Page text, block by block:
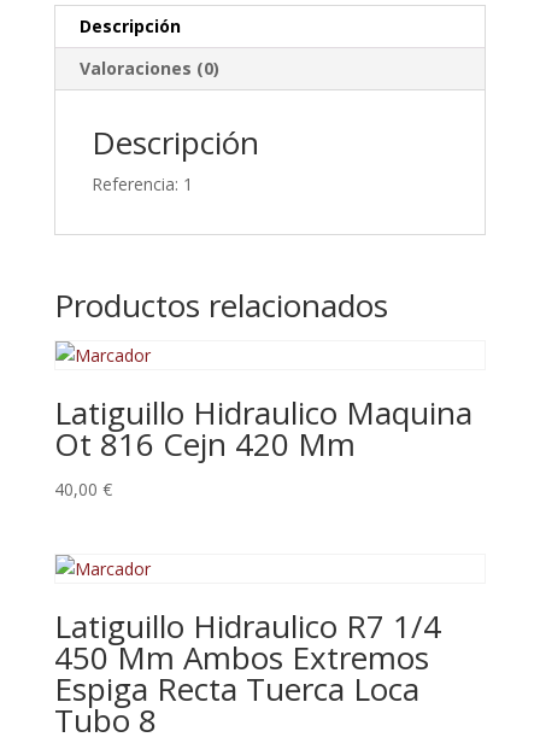
Ø15
Otra
Espiga
cantidad
Descripción
Valoraciones (0)
Descripción
Referencia: 1
Productos relacionados
Latiguillo Hidraulico Maquina
Ot 816 Cejn 420 Mm
40,00 €
Latiguillo Hidraulico R7 1/4
450 Mm Ambos Extremos
Espiga Recta Tuerca Loca
Tubo 8